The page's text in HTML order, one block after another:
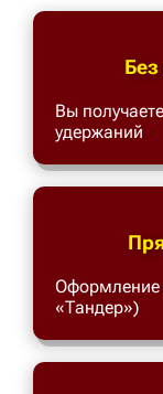
Вы
удержаний
Оформление
«Тандер»)